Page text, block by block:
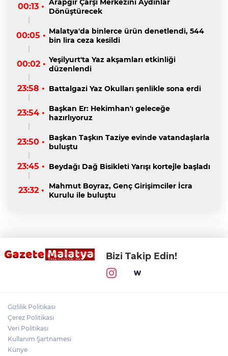
00:13 • Arapgir Çarşı Merkezini Aydınlar
Dönüştürecek
00:05 • Malatya'da binlerce ürün denetlendi, 544
bin lira ceza kesildi
00:02 • Yeşilyurt'ta Yaz akşamları etkinliği
düzenlendi
23:58 • Battalgazi Yaz Okulları şenlikle sona erdi
23:54 • Başkan Er: Hekimhan'ı geleceğe
hazırlıyoruz
23:50 • Başkan Taşkın Taziye evinde vatandaşlarla
buluştu
23:45 • Beydağı Dağ Bisikleti Yarışı kortejle başladı
23:32 •
Mahmut Boyraz, Genç Girişimciler İcra
Kurulu ile buluştu
Bizi Takip Edin!
Gizlilik Politikası
Çerez Politikası
Veri Politikası
Kullanım Şartnamesi
Künye